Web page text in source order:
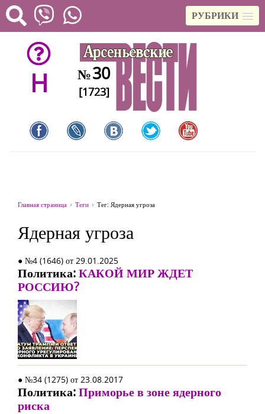
РУБРИКИ
H №30
[1723]
Главная страница Теги Тег: Ядерная угроза
Ядерная угроза
● №4 (1646) от 29.01.2025
Политика:КАКОЙ МИР ЖДЕТ
РОССИЮ?
● №34 (1275) от 23.08.2017
Политика:Приморье в зоне ядерного
риска